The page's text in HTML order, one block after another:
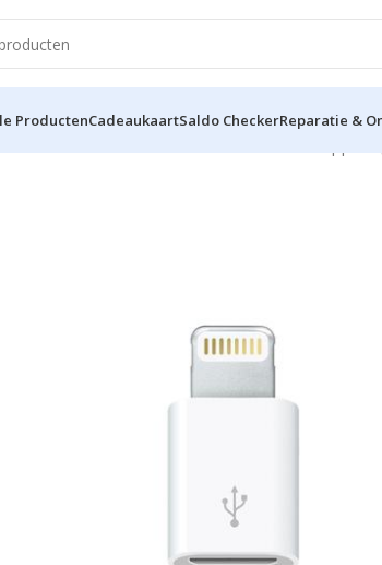
ProductenCadeaukaartSaldo CheckerReparatie &
Accessoires